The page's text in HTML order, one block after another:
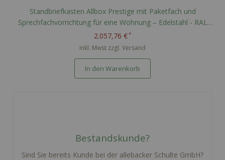
Standbriefkasten Allbox Prestige mit Paketfach und
Sprechfachvorrichtung für eine Wohnung – Edelstahl - RAL
nach Wahl - Optionale Namensgravur
2.057,76 €
inkl. Mwst zzgl. Versand
In den Warenkorb
Bestandskunde?
Sind Sie bereits Kunde bei der allebacker Schulte GmbH?